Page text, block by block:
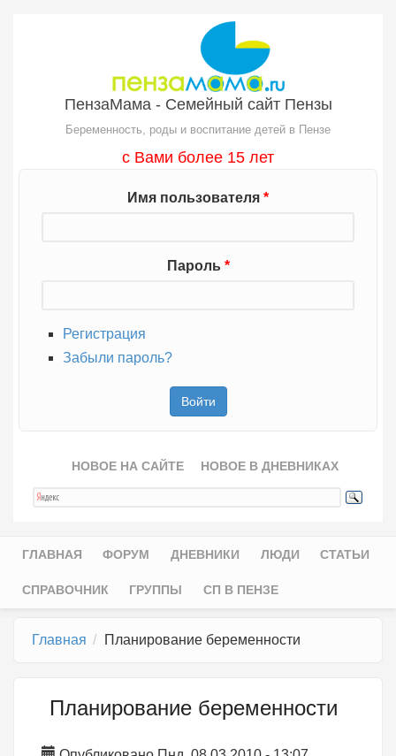
ПензаМама - Семейный сайт Пензы
Беременность, роды и воспитание детей в Пензе
с Вами более 15 лет
Имя пользователя *
Пароль *
Регистрация
Забыли пароль?
НОВОЕ НА САЙТЕ НОВОЕ В ДНЕВНИКАХ
Главное меню
ГЛАВНАЯ ФОРУМ ДНЕВНИКИ ЛЮДИ СТАТЬИ
СПРАВОЧНИК ГРУППЫ СП В ПЕНЗЕ
Главная Планирование беременности
Планирование беременности